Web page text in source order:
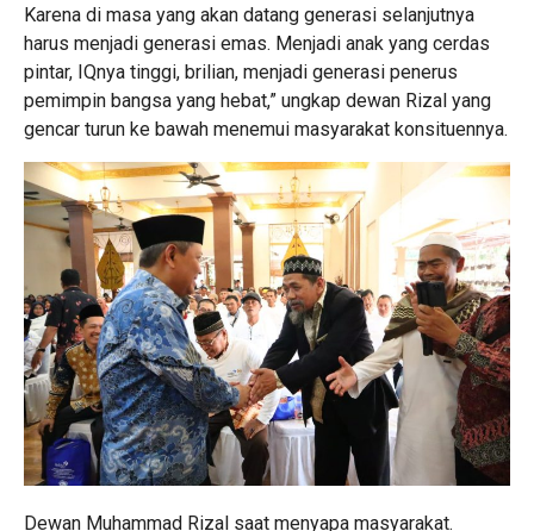
Karena di masa yang akan datang generasi selanjutnya
harus menjadi generasi emas. Menjadi anak yang cerdas
pintar, IQnya tinggi, brilian, menjadi generasi penerus
pemimpin bangsa yang hebat,” ungkap dewan Rizal yang
gencar turun ke bawah menemui masyarakat konsituennya.
Dewan Muhammad Rizal saat menyapa masyarakat.